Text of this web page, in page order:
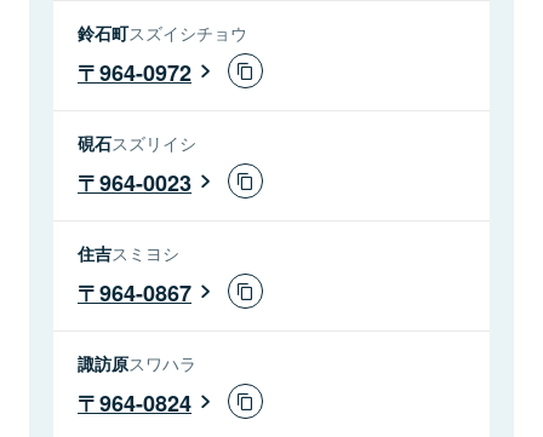
鈴石町スズイシチョウ
964-0972
硯石スズリイシ
964-0023
住吉スミヨシ
964-0867
諏訪原スワハラ
964-0824